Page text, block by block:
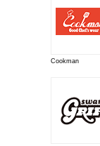
Cookman